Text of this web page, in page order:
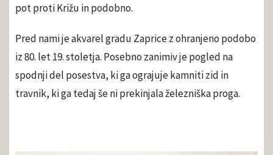
pot proti Križu in podobno.
Pred nami je akvarel gradu Zaprice z ohranjeno podobo
iz 80. let 19. stoletja. Posebno zanimiv je pogled na
spodnji del posestva, ki ga ograjuje kamniti zid in
travnik, ki ga tedaj še ni prekinjala železniška proga.